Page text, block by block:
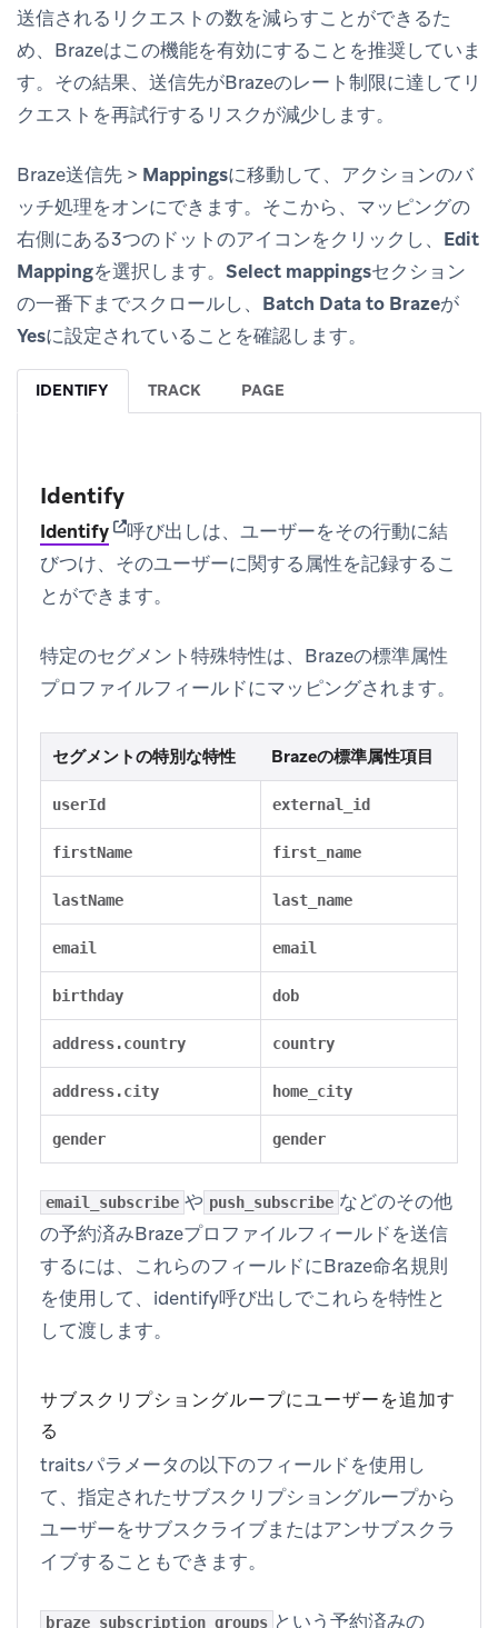
送信されるリクエストの数を減らすことができるた
め、Brazeはこの機能を有効にすることを推奨していま
す。その結果、送信先がBrazeのレート制限に達してリ
クエストを再試行するリスクが減少します。
Braze送信先 > Mappingsに移動して、アクションのバ
ッチ処理をオンにできます。そこから、マッピングの
右側にある3つのドットのアイコンをクリックし、 Edit
Mappingを選択します。 Select mappingsセクション
の一番下までスクロールし、 Batch Data to Brazeが
Yesに設定されていることを確認します。
IDENTIFY TRACK PAGE
Identify
Identify(opens in new tab)
呼び出しは、ユーザーをその行動に結
びつけ、そのユーザーに関する属性を記録するこ
とができます。
特定のセグメント特殊特性は、Brazeの標準属性
プロファイルフィールドにマッピングされます。
セグメントの特別な特性 Brazeの標準属性項目
userId external_id
firstName first_name
lastName last_name
email email
birthday dob
address.country country
address.city home_city
gender gender
email_subscribe や push_subscribe などのその他
の予約済みBrazeプロファイルフィールドを送信
するには、これらのフィールドにBraze命名規則
を使用して、identify呼び出しでこれらを特性と
して渡します。
サブスクリプショングループにユーザーを追加す
る
traitsパラメータの以下のフィールドを使用し
て、指定されたサブスクリプショングループから
ユーザーをサブスクライブまたはアンサブスクラ
イブすることもできます。
braze_subscription_groups という予約済みの